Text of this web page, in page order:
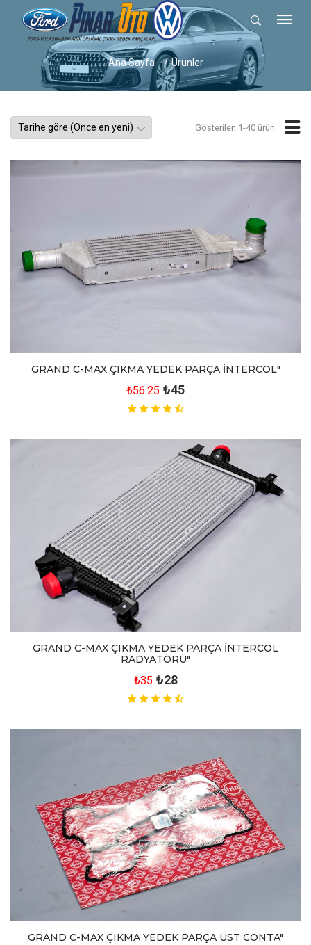
Ana Sayfa Ürünler
Gösterilen 1-40 ürün
GRAND C-MAX ÇIKMA YEDEK PARÇA İNTERCOL"
₺56.25 ₺45
GRAND C-MAX ÇIKMA YEDEK PARÇA İNTERCOL
RADYATÖRÜ"
₺35 ₺28
GRAND C-MAX ÇIKMA YEDEK PARÇA ÜST CONTA"